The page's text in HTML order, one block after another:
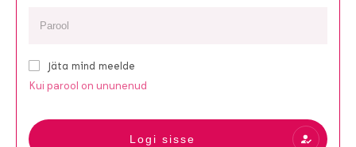
Jäta mind meelde
Kui parool on ununenud
Logi sisse